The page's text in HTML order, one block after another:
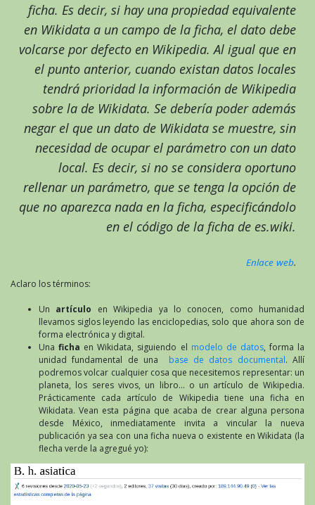
ficha. Es decir, si hay una propiedad equivalente
en Wikidata a un campo de la ficha, el dato debe
volcarse por defecto en Wikipedia. Al igual que en
el punto anterior, cuando existan datos locales
tendrá prioridad la información de Wikipedia
sobre la de Wikidata. Se debería poder además
negar el que un dato de Wikidata se muestre, sin
necesidad de ocupar el parámetro con un dato
local. Es decir, si no se considera oportuno
rellenar un parámetro, que se tenga la opción de
que no aparezca nada en la ficha, especificándolo
en el código de la ficha de es.wiki.
Enlace web.
Aclaro los términos:
Un artículo en Wikipedia ya lo conocen, como humanidad
llevamos siglos leyendo las enciclopedias, solo que ahora son de
forma electrónica y digital.
Unaficha en Wikidata, siguiendo el modelo de datos, forma la
unidad fundamental de una base de datos documental. Allí
podremos volcar cualquier cosa que necesitemos representar: un
planeta, los seres vivos, un libro… o un artículo de Wikipedia.
Prácticamente cada artículo de Wikipedia tiene una ficha en
Wikidata. Vean esta página que acaba de crear alguna persona
desde México, inmediatamente invita a vincular la nueva
publicación ya sea con una ficha nueva o existente en Wikidata (la
flecha verde la agregué yo):